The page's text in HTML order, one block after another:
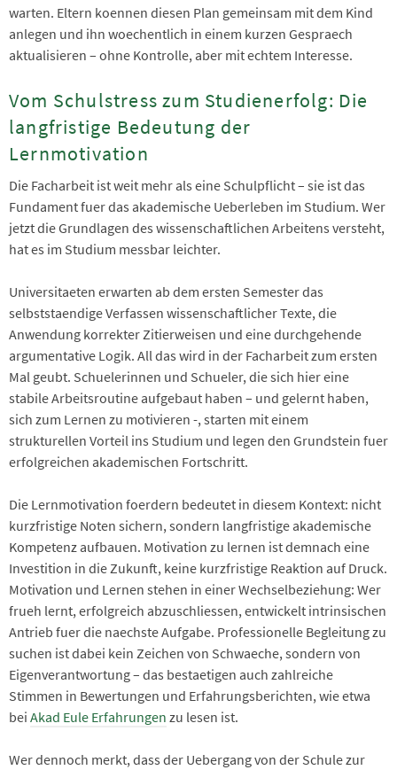
warten. Eltern koennen diesen Plan gemeinsam mit dem Kind
anlegen und ihn woechentlich in einem kurzen Gespraech
aktualisieren – ohne Kontrolle, aber mit echtem Interesse.
Vom Schulstress zum Studienerfolg: Die
langfristige Bedeutung der
Lernmotivation
Die Facharbeit ist weit mehr als eine Schulpflicht – sie ist das
Fundament fuer das akademische Ueberleben im Studium. Wer
jetzt die Grundlagen des wissenschaftlichen Arbeitens versteht,
hat es im Studium messbar leichter.
Universitaeten erwarten ab dem ersten Semester das
selbststaendige Verfassen wissenschaftlicher Texte, die
Anwendung korrekter Zitierweisen und eine durchgehende
argumentative Logik. All das wird in der Facharbeit zum ersten
Mal geubt. Schuelerinnen und Schueler, die sich hier eine
stabile Arbeitsroutine aufgebaut haben – und gelernt haben,
sich zum Lernen zu motivieren -, starten mit einem
strukturellen Vorteil ins Studium und legen den Grundstein fuer
erfolgreichen akademischen Fortschritt.
Die Lernmotivation foerdern bedeutet in diesem Kontext: nicht
kurzfristige Noten sichern, sondern langfristige akademische
Kompetenz aufbauen. Motivation zu lernen ist demnach eine
Investition in die Zukunft, keine kurzfristige Reaktion auf Druck.
Motivation und Lernen stehen in einer Wechselbeziehung: Wer
frueh lernt, erfolgreich abzuschliessen, entwickelt intrinsischen
Antrieb fuer die naechste Aufgabe. Professionelle Begleitung zu
suchen ist dabei kein Zeichen von Schwaeche, sondern von
Eigenverantwortung – das bestaetigen auch zahlreiche
Stimmen in Bewertungen und Erfahrungsberichten, wie etwa
bei Akad Eule Erfahrungen zu lesen ist.
Wer dennoch merkt, dass der Uebergang von der Schule zur